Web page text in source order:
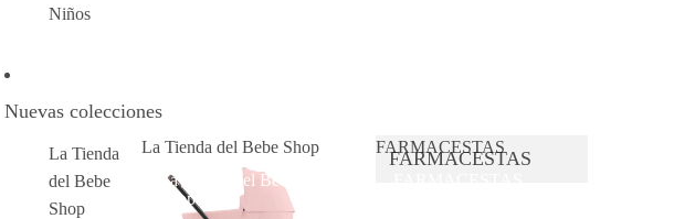
Niños
Nuevas colecciones
La Tienda
del Bebe
Shop
La Tienda del Bebe Shop
La Tienda del Bebe
Shop
FARMACESTAS
FARMACESTAS